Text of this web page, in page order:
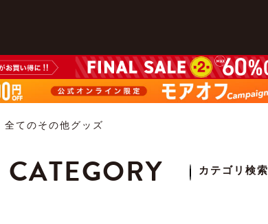
全てのその他グッズ
CATEGORY カテゴリ検索